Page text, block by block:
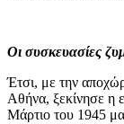
Οι συσκευασίες
Έτσι, με την
Αθήνα, ξεκίνησε η
Μάρτιο του 1945